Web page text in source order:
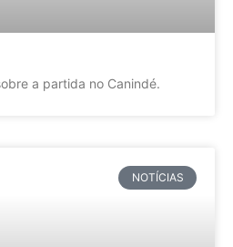
a partida no Canindé.
NOTÍCIAS